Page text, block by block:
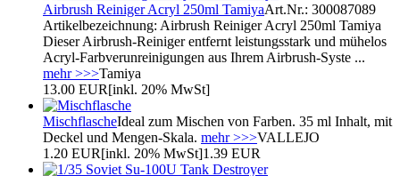
Airbrush Reiniger Acryl 250ml TamiyaArt.Nr.: 300087089
Artikelbezeichnung: Airbrush Reiniger Acryl 250ml Tamiya
Dieser Airbrush-Reiniger entfernt leistungsstark und mühelos
Acryl-Farbverunreinigungen aus Ihrem Airbrush-Syste ...
mehr >>>Tamiya
13.00 EUR[inkl. 20% MwSt]
MischflascheIdeal zum Mischen von Farben. 35 ml Inhalt, mit
Deckel und Mengen-Skala. mehr >>>VALLEJO
1.20 EUR[inkl. 20% MwSt]1.39 EUR